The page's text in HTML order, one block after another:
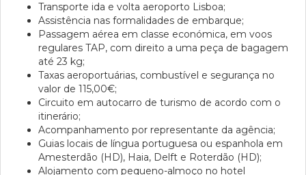
Transporte ida e volta aeroporto Lisboa;
Assistência nas formalidades de embarque;
Passagem aérea em classe económica, em voos
regulares TAP, com direito a uma peça de bagagem
até 23 kg;
Taxas aeroportuárias, combustível e segurança no
valor de 115,00€;
Circuito em autocarro de turismo de acordo com o
itinerário;
Acompanhamento por representante da agência;
Guias locais de língua portuguesa ou espanhola em
Amesterdão (HD), Haia, Delft e Roterdão (HD);
Alojamento com pequeno-almoço no hotel